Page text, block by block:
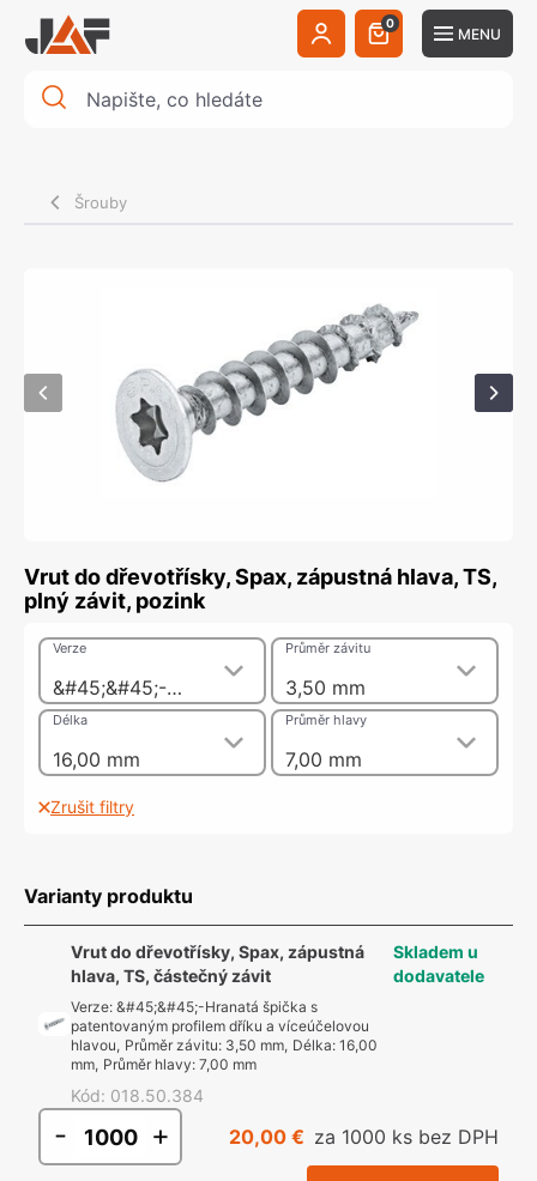
0
MENU
Šrouby
Vrut do dřevotřísky, Spax, zápustná hlava, TS,
plný závit, pozink
&#45;&#45;-Hranatá špička s patentovaným profilem dříku a víceúčelovou hlavou
Verze
3,50 mm
Průměr závitu
16,00 mm
Délka
7,00 mm
Průměr hlavy
Zrušit filtry
Varianty produktu
Vrut do dřevotřísky, Spax, zápustná
hlava, TS, částečný závit
Verze: &#45;&#45;-Hranatá špička s
patentovaným profilem dříku a víceúčelovou
hlavou, Průměr závitu: 3,50 mm, Délka: 16,00
mm, Průměr hlavy: 7,00 mm
Kód: 018.50.384
Skladem u
dodavatele
- + 20,00 € za 1000 ks bez DPH